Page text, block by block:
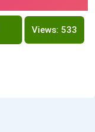
Views: 533